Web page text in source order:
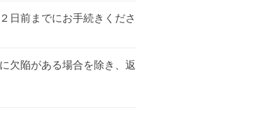
日前までにお手続きくださ
欠陥がある場合を除き、返